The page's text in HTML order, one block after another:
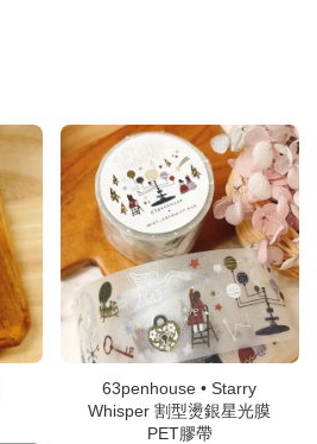
63penhouse • Starry
Whisper 割型燙銀星光膜
PET膠帶